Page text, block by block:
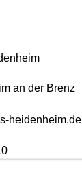
an der Brenz
heidenheim.de